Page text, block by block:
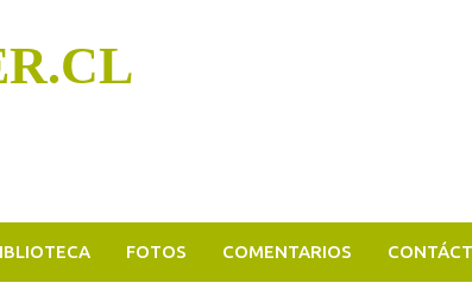
FOTOS COMENTARIOS